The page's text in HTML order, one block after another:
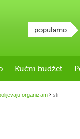
popularno
Kućni budžet
organizam › sti